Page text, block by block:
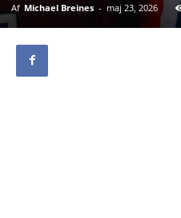
Af Michael Breines - maj 23, 2026